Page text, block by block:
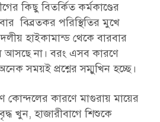
কিছু বিতর্কিত কর্মকাণ্ডের
বিব্রতকর পরিস্থিতির মুখে
হাইকামান্ড থেকে বারবার
না। বরং এসব কারণে
সময়ই প্রশ্নের সম্মুখিন হচ্ছে।
কোন্দলের কারণে মাগুরায় মায়ের
খুন, হাজারীবাগে শিশুকে